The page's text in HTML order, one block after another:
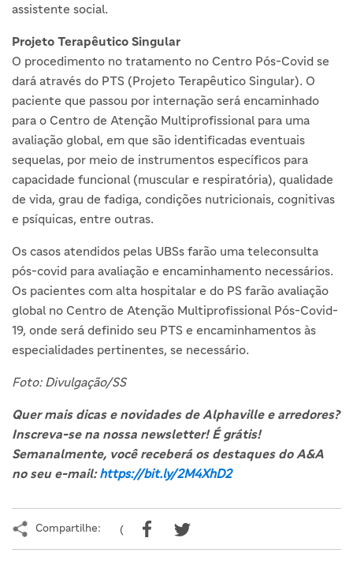
assistente social.
Projeto Terapêutico Singular
O procedimento no tratamento no Centro Pós-Covid se
dará através do PTS (Projeto Terapêutico Singular). O
paciente que passou por internação será encaminhado
para o Centro de Atenção Multiprofissional para uma
avaliação global, em que são identificadas eventuais
sequelas, por meio de instrumentos específicos para
capacidade funcional (muscular e respiratória), qualidade
de vida, grau de fadiga, condições nutricionais, cognitivas
e psíquicas, entre outras.
Os casos atendidos pelas UBSs farão uma teleconsulta
pós-covid para avaliação e encaminhamento necessários.
Os pacientes com alta hospitalar e do PS farão avaliação
global no Centro de Atenção Multiprofissional Pós-Covid-
19, onde será definido seu PTS e encaminhamentos às
especialidades pertinentes, se necessário.
Foto: Divulgação/SS
Quer mais dicas e novidades de Alphaville e arredores?
Inscreva-se na nossa newsletter! É grátis!
Semanalmente, você receberá os destaques do A&A
no seu e-mail:https://bit.ly/2M4XhD2
Compartilhe: (